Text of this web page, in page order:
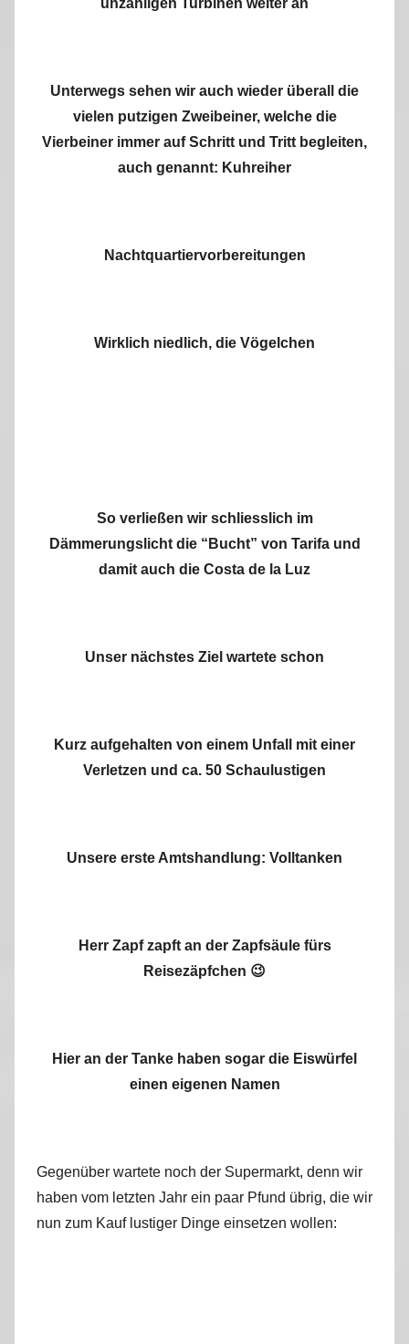
unzähligen Turbinen weiter an
Unterwegs sehen wir auch wieder überall die
vielen putzigen Zweibeiner, welche die
Vierbeiner immer auf Schritt und Tritt begleiten,
auch genannt: Kuhreiher
Nachtquartiervorbereitungen
Wirklich niedlich, die Vögelchen
So verließen wir schliesslich im
Dämmerungslicht die “Bucht” von Tarifa und
damit auch die Costa de la Luz
Unser nächstes Ziel wartete schon
Kurz aufgehalten von einem Unfall mit einer
Verletzen und ca. 50 Schaulustigen
Unsere erste Amtshandlung: Volltanken
Herr Zapf zapft an der Zapfsäule fürs
Reisezäpfchen 😉
Hier an der Tanke haben sogar die Eiswürfel
einen eigenen Namen
Gegenüber wartete noch der Supermarkt, denn wir
haben vom letzten Jahr ein paar Pfund übrig, die wir
nun zum Kauf lustiger Dinge einsetzen wollen: